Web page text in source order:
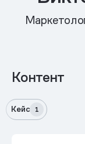
Контент
Кейс 1